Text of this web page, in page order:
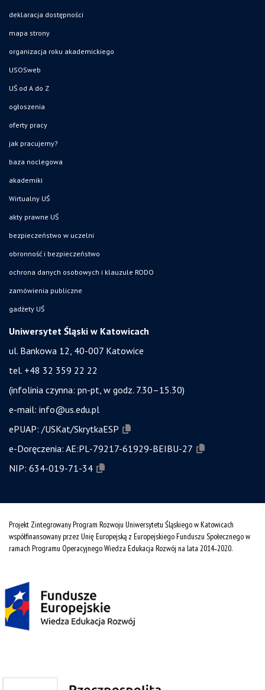
deklaracja dostępności
mapa strony
organizacja roku akademickiego
USOSweb
UŚ od A do Z
ogłoszenia
oferty pracy
jak pracujemy?
baza noclegowa
akademiki
Wirtualny UŚ
akty prawne UŚ
bezpieczeństwo w uczelni
obronność i bezpieczeństwo
ochrona danych osobowych i klauzule RODO
zamówienia publiczne
gadżety UŚ
Uniwersytet Śląski w Katowicach
ul. Bankowa 12, 40-007 Katowice
tel. +48 32 359 22 22
(infolinia czynna: pn-pt, w godz. 7.30–15.30)
e-mail: info@us.edu.pl
ePUAP: /USKat/SkrytkaESP
e-Doręczenia: AE:PL-79217-61929-BEIBU-27
NIP: 634-019-71-34
Projekt Zintegrowany Program Rozwoju Uniwersytetu Śląskiego w Katowicach
współfinansowany przez Unię Europejską z Europejskiego Funduszu Społecznego w
ramach Programu Operacyjnego Wiedza Edukacja Rozwój na lata 2014˗2020.